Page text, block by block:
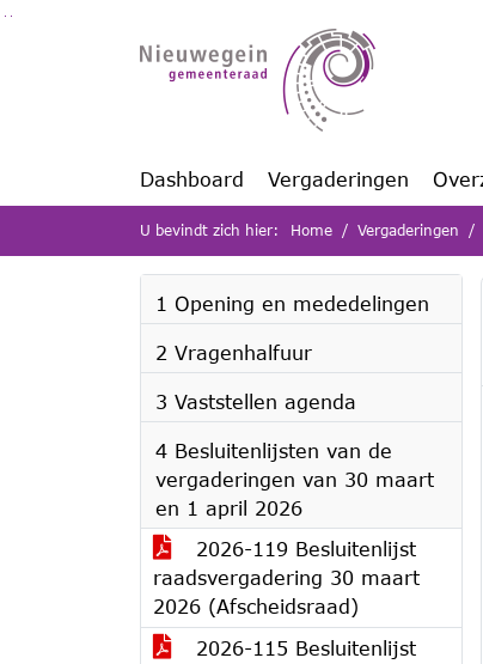
Ga naar de inhoud van deze pagina
Dashboard Vergaderingen
U bevindt zich hier: Home Vergaderingen
1 Opening en mededelingen
2 Vragenhalfuur
3 Vaststellen agenda
4 Besluitenlijsten van de
vergaderingen van 30 maart
en 1 april 2026
2026-119 Besluitenlijst
raadsvergadering 30 maart
2026 (Afscheidsraad)
2026-115 Besluitenlijst